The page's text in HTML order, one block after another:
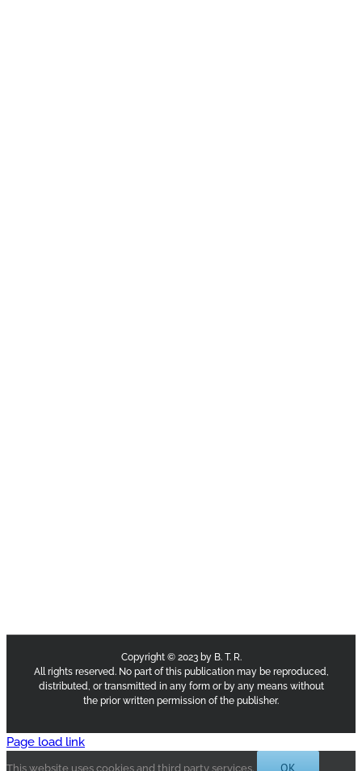
Copyright © 2023 by B. T. R.
All rights reserved. No part of this publication may be reproduced,
distributed, or transmitted in any form or by any means without
the prior written permission of the publisher.
Page load link
This website uses cookies and third party services. OK